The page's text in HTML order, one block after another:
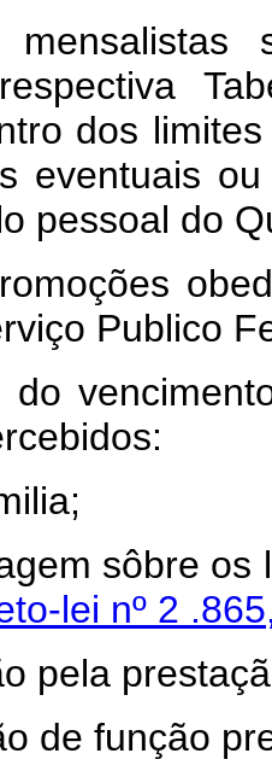
dos
eventuais
pessoal do
Publico
do
sôbre
lei nº 2
pela
de função